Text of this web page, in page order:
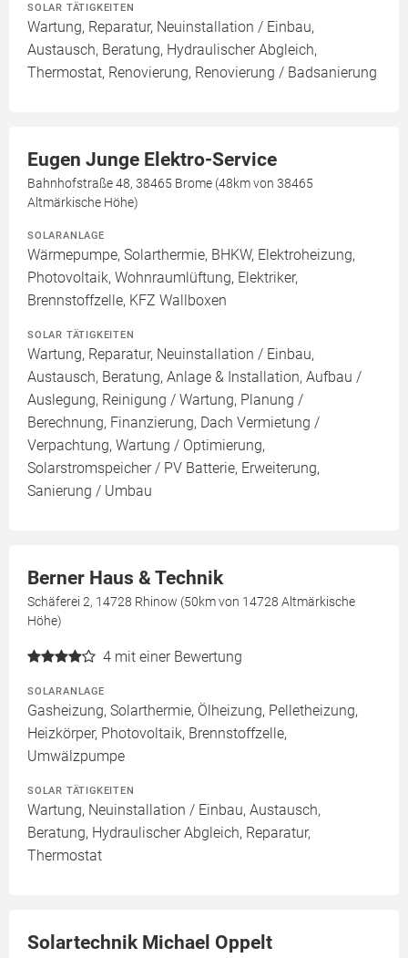
SOLAR TÄTIGKEITEN
Wartung, Reparatur, Neuinstallation / Einbau,
Austausch, Beratung, Hydraulischer Abgleich,
Thermostat, Renovierung, Renovierung / Badsanierung
Eugen Junge Elektro-Service
Bahnhofstraße 48, 38465 Brome (48km von 38465
Altmärkische Höhe)
SOLARANLAGE
Wärmepumpe, Solarthermie, BHKW, Elektroheizung,
Photovoltaik, Wohnraumlüftung, Elektriker,
Brennstoffzelle, KFZ Wallboxen
SOLAR TÄTIGKEITEN
Wartung, Reparatur, Neuinstallation / Einbau,
Austausch, Beratung, Anlage & Installation, Aufbau /
Auslegung, Reinigung / Wartung, Planung /
Berechnung, Finanzierung, Dach Vermietung /
Verpachtung, Wartung / Optimierung,
Solarstromspeicher / PV Batterie, Erweiterung,
Sanierung / Umbau
Berner Haus & Technik
Schäferei 2, 14728 Rhinow (50km von 14728 Altmärkische
Höhe)
4 mit einer Bewertung
SOLARANLAGE
Gasheizung, Solarthermie, Ölheizung, Pelletheizung,
Heizkörper, Photovoltaik, Brennstoffzelle,
Umwälzpumpe
SOLAR TÄTIGKEITEN
Wartung, Neuinstallation / Einbau, Austausch,
Beratung, Hydraulischer Abgleich, Reparatur,
Thermostat
Solartechnik Michael Oppelt